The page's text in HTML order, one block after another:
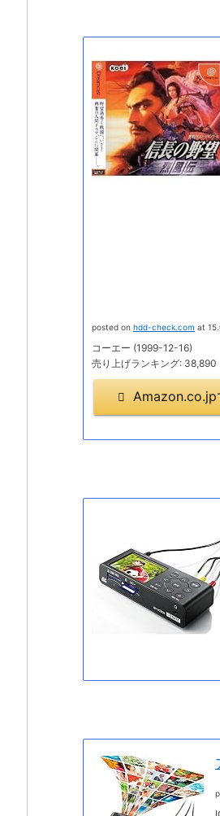
posted on hdd-check.com at
コーエー (1999-12-16)
売り上げランキング: 38,890
Amazon.co.jp